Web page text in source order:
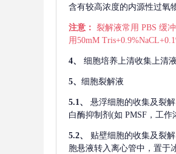
含有较高浓度的内源性过氧
注意： 裂解液常用 PBS 缓
用50mM
4、 细胞培养上清收集上清液
5、 细胞裂解液
5.1、 悬浮细胞的收集及裂解
白酶抑制剂(如 PMSF，工作
5.2、 贴壁细胞的收集及裂
胞悬液转入离心管中，置于